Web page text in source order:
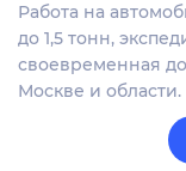
Работа на
до 1,5 тонн,
своевременная
Москве и области.